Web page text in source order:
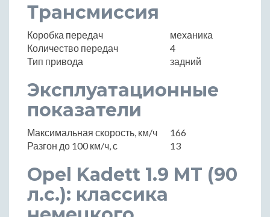
Трансмиссия
Коробка передач
механика
Количество передач
4
Тип привода
задний
Эксплуатационные
показатели
Максимальная скорость, км/ч
166
Разгон до 100 км/ч, с
13
Opel Kadett 1.9 MT (90
л.с.): классика